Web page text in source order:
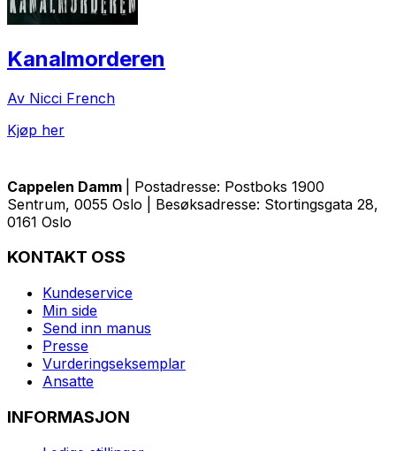
Kanalmorderen
Av Nicci French
Kjøp her
Cappelen Damm
| Postadresse: Postboks 1900
Sentrum, 0055 Oslo | Besøksadresse: Stortingsgata 28,
0161 Oslo
KONTAKT OSS
Kundeservice
Min side
Send inn manus
Presse
Vurderingseksemplar
Ansatte
INFORMASJON